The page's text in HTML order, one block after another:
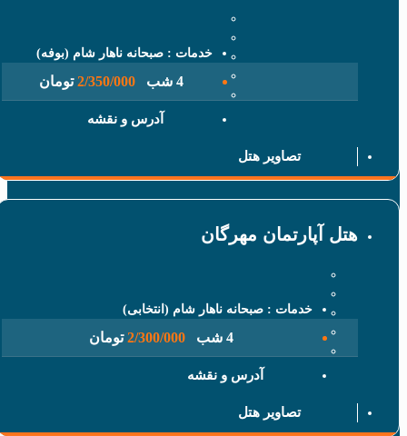
خدمات : صبحانه ناهار شام (بوفه)
2/350/000 تومان
آدرس و نقشه
تصاویر هتل
آپارتمان مهرگان
خدمات : صبحانه ناهار شام (انتخابی)
2/300/000 تومان
آدرس و نقشه
تصاویر هتل